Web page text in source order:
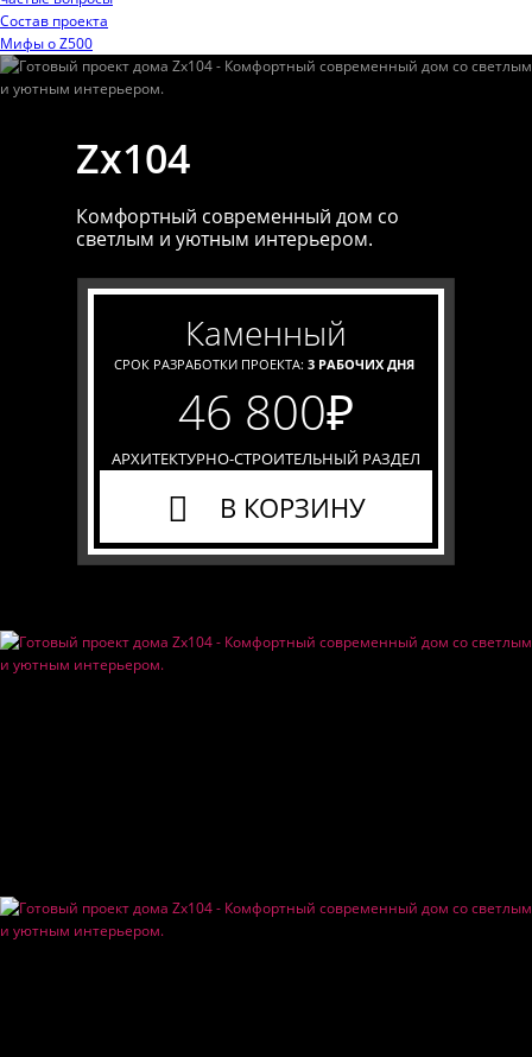
Состав проекта
Мифы o Z500
Zx104
Комфортный современный дом со
светлым и уютным интерьером.
каменный
СРОК РАЗРАБОТКИ ПРОЕКТА: 3 РАБОЧИХ ДНЯ
46 800₽
АРХИТЕКТУРНО-СТРОИТЕЛЬНЫЙ РАЗДЕЛ
В КОРЗИНУ